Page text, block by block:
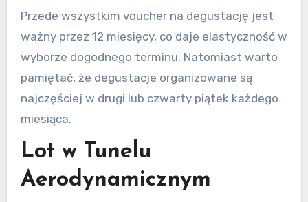
Przede wszystkim voucher na degustację jest
ważny przez 12 miesięcy, co daje elastyczność w
wyborze dogodnego terminu. Natomiast warto
pamiętać, że degustacje organizowane są
najczęściej w drugi lub czwarty piątek każdego
miesiąca.
Lot w Tunelu
Aerodynamicznym